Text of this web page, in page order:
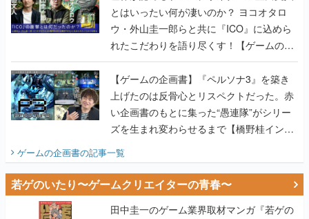
とはいったい何が凄いのか？ ヨコオタロ
ウ・外山圭一郎らと共に『ICO』に込めら
れたこだわりを語り尽くす！【ゲームの企
画書】
【ゲームの企画書】『ペルソナ3』を築き
上げたのは反骨心とリスペクトだった。赤
い企画書のもとに集った“愚連隊”がシリー
ズを生まれ変わらせるまで【橋野桂インタ
ゲームの企画書の記事一覧
若ゲのいたり〜ゲームクリエイターの青春〜
田中圭一のゲーム業界取材マンガ『若ゲの